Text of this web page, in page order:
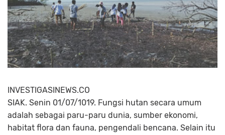
INVESTIGASINEWS.CO
SIAK. Senin 01/07/1019. Fungsi hutan secara umum
adalah sebagai paru-paru dunia, sumber ekonomi,
habitat flora dan fauna, pengendali bencana. Selain itu